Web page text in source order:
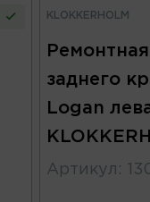
KLOKKERHOLM
заднего
Logan
Артикул :